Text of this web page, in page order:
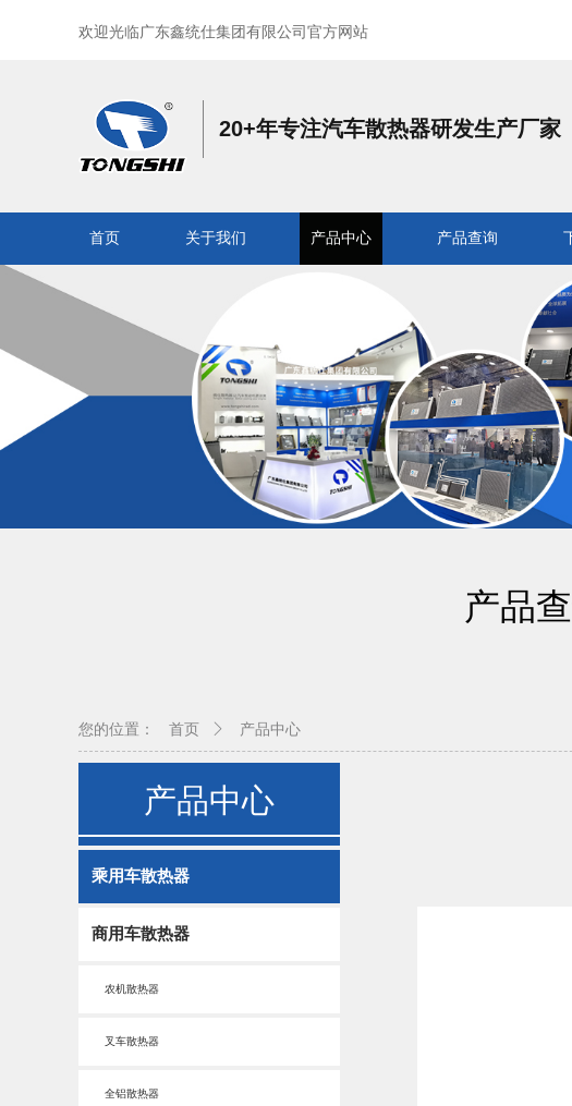
欢迎光临广东鑫统仕集团有限公司官方网站
20+年专注汽车散热器研发生产厂家
首页 关于我们 产品中心 产品查询
产品
您的位置： 首页 产品中心
产品中心
乘用车散热器
商用车散热器
农机散热器
叉车散热器
全铝散热器